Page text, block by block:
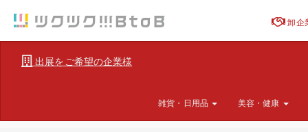
卸企
出展をご希望の企業様
雑貨・日用品 美容・健康